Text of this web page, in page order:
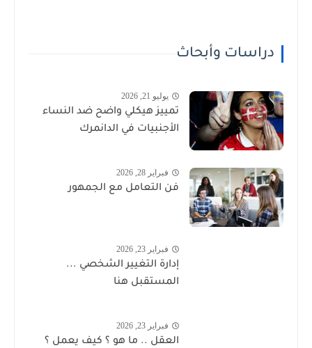
دراسات وأبحاث
يوليو 21, 2026
تمييز هيكلي واضح ضد النساء
الأجنبيات في الدانمرك
فبراير 28, 2026
فن التعامل مع الجمهور
فبراير 23, 2026
إدارة التغيير الشخصي ...
المستقبل هنا
فبراير 23, 2026
العقل .. ما هو ؟ كيف يعمل ؟